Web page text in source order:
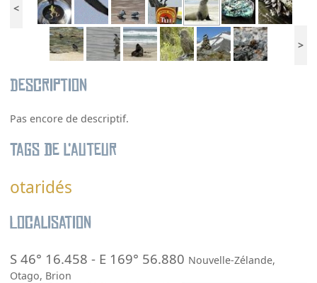
<
>
Description
Pas encore de descriptif.
Tags de l’auteur
otaridés
Localisation
S 46° 16.458 - E 169° 56.880 Nouvelle-Zélande,
Otago, Brion